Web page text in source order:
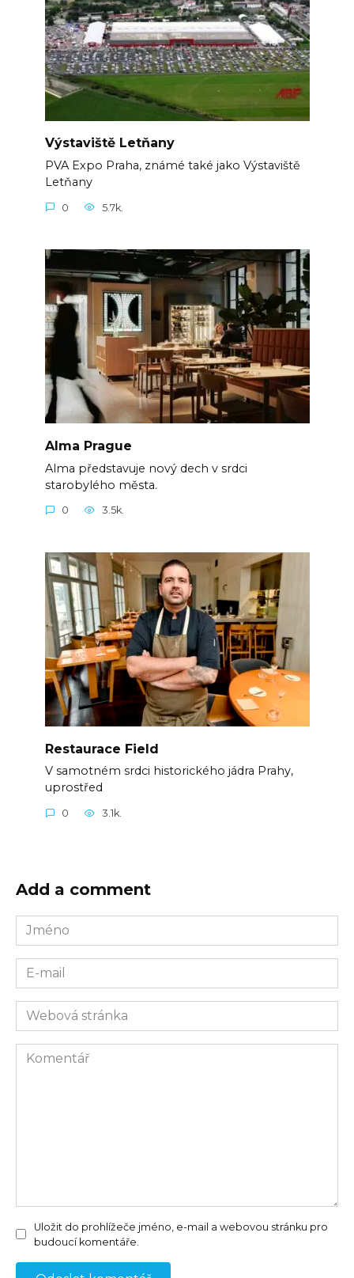
Výstaviště Letňany
PVA Expo Praha, známé také jako Výstaviště
Letňany
0 5.7k.
Alma Prague
Alma představuje nový dech v srdci
starobylého města.
0 3.5k.
Restaurace Field
V samotném srdci historického jádra Prahy,
uprostřed
0 3.1k.
Add a comment
Jméno
E-
mail
Webová
stránka
Komentář
Uložit do prohlížeče jméno, e-mail a webovou stránku pro
budoucí komentáře.